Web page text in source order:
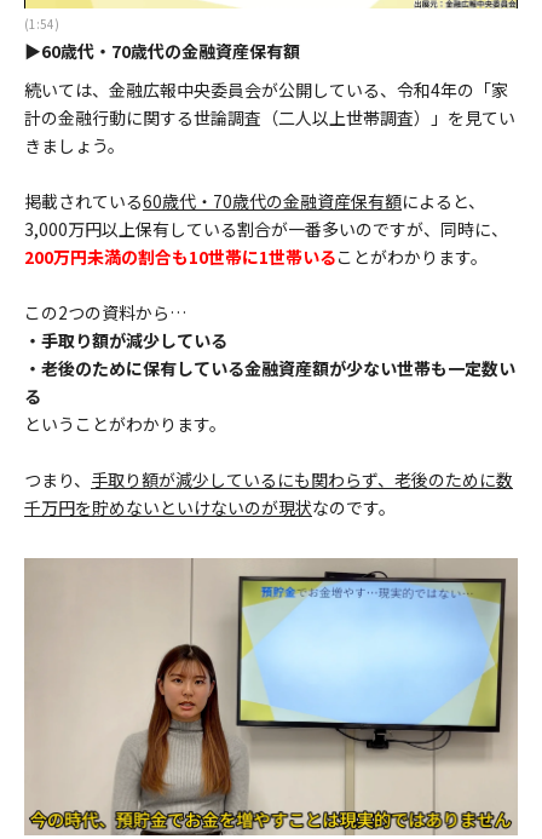
(1:54)
▶60歳代・70歳代の金融資産保有額
続いては、金融広報中央委員会が公開している、令和4年の「家
計の金融行動に関する世論調査（二人以上世帯調査）」を見てい
きましょう。
掲載されている60歳代・70歳代の金融資産保有額によると、
3,000万円以上保有している割合が一番多いのですが、同時に、
200万円未満の割合も10世帯に1世帯いることがわかります。
この2つの資料から…
・手取り額が減少している
・老後のために保有している金融資産額が少ない世帯も一定数い
る
ということがわかります。
つまり、 手取り額が減少しているにも関わらず、老後のために数
千万円を貯めないといけないのが現状なのです。